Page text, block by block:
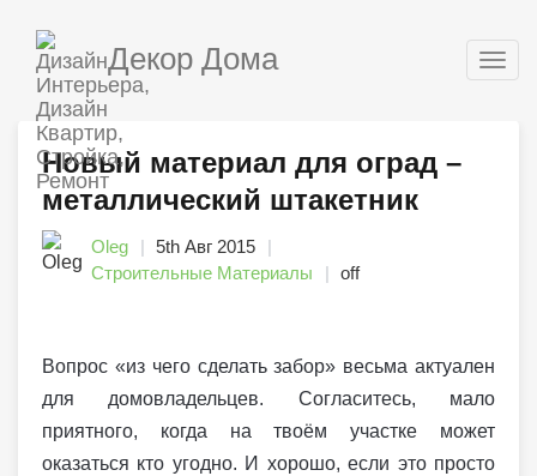
Декор Дома
Новый материал для оград –
металлический штакетник
Oleg
5th Авг 2015
Строительные Материалы
off
Вопрос «из чего сделать забор» весьма актуален
для домовладельцев. Согласитесь, мало
приятного, когда на твоём участке может
оказаться кто угодно. И хорошо, если это просто